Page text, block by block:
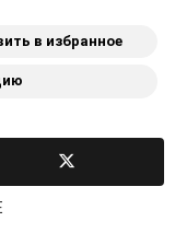
в избранное